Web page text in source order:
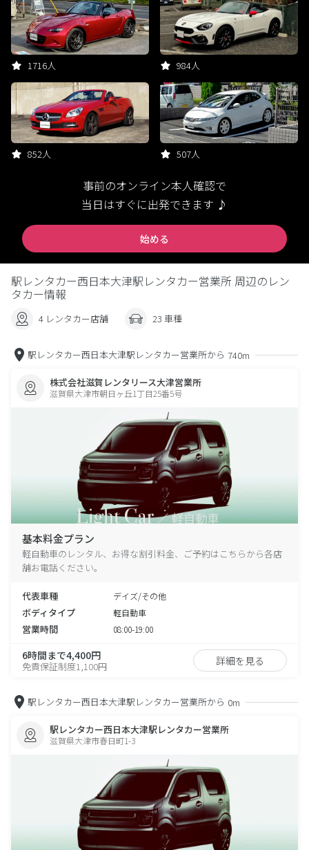
1716人 984人
852人 507人
事前のオンライン本人確認で
当日はすぐに出発できます ♪
始める
駅レンタカー西日本大津駅レンタカー営業所 周辺のレン
タカー情報
4 レンタカー店舗 23 車種
駅レンタカー西日本大津駅レンタカー営業所から 740m
株式会社滋賀レンタリース大津営業所
滋賀県大津市朝日ヶ丘1丁目25番5号
基本料金プラン
軽自動車のレンタル、お得な割引料金、ご予約はこちらから各店
舗お電話ください。
代表車種 デイズ/その他
ボディタイプ 軽自動車
営業時間 08:00-19:00
6時間まで4,400円
免責保証制度1,100円 詳細を見る
駅レンタカー西日本大津駅レンタカー営業所から 0m
駅レンタカー西日本大津駅レンタカー営業所
滋賀県大津市春日町1-3